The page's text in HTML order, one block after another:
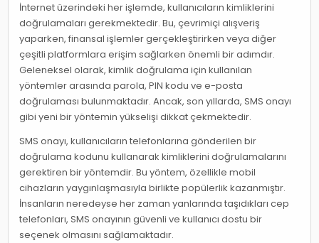
İnternet üzerindeki her işlemde, kullanıcıların kimliklerini
doğrulamaları gerekmektedir. Bu, çevrimiçi alışveriş
yaparken, finansal işlemler gerçekleştirirken veya diğer
çeşitli platformlara erişim sağlarken önemli bir adımdır.
Geleneksel olarak, kimlik doğrulama için kullanılan
yöntemler arasında parola, PIN kodu ve e-posta
doğrulaması bulunmaktadır. Ancak, son yıllarda, SMS onayı
gibi yeni bir yöntemin yükselişi dikkat çekmektedir.
SMS onayı, kullanıcıların telefonlarına gönderilen bir
doğrulama kodunu kullanarak kimliklerini doğrulamalarını
gerektiren bir yöntemdir. Bu yöntem, özellikle mobil
cihazların yaygınlaşmasıyla birlikte popülerlik kazanmıştır.
İnsanların neredeyse her zaman yanlarında taşıdıkları cep
telefonları, SMS onayının güvenli ve kullanıcı dostu bir
seçenek olmasını sağlamaktadır.